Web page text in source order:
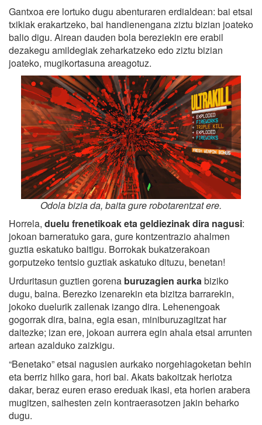
Gantxoa ere lortuko dugu abenturaren erdialdean: bai etsai
txikiak erakartzeko, bai handienengana ziztu bizian joateko
balio digu. Airean dauden bola bereziekin ere erabil
dezakegu amildegiak zeharkatzeko edo ziztu bizian
joateko, mugikortasuna areagotuz.
Odola bizia da, baita gure robotarentzat ere.
Horrela, duelu frenetikoak eta geldiezinak dira nagusi:
jokoan barneratuko gara, gure kontzentrazio ahalmen
guztia eskatuko baitigu. Borrokak bukatzerakoan
gorputzeko tentsio guztiak askatuko dituzu, benetan!
Urduritasun guztien gorena buruzagien aurka biziko
dugu, baina. Berezko izenarekin eta bizitza barrarekin,
jokoko duelurik zailenak izango dira. Lehenengoak
gogorrak dira, baina, egia esan, miniburuzagitzat har
daitezke; izan ere, jokoan aurrera egin ahala etsai arrunten
artean azalduko zaizkigu.
“Benetako” etsai nagusien aurkako norgehiagoketan behin
eta berriz hilko gara, hori bai. Akats bakoitzak heriotza
dakar, beraz euren eraso ereduak ikasi, eta horien arabera
mugitzen, saihesten zein kontraerasotzen jakin beharko
dugu.